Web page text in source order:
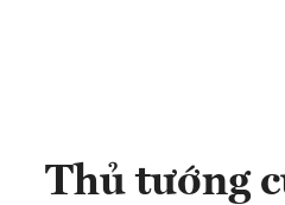
Thủ tướng